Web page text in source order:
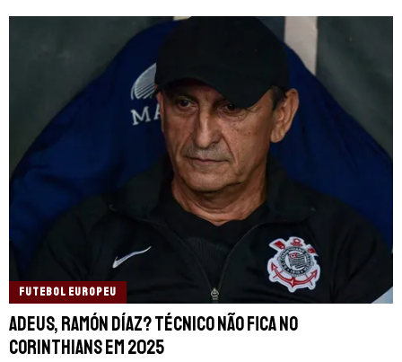
FUTEBOL EUROPEU
Adeus, Ramón Díaz? Técnico não fica no
Corinthians em 2025